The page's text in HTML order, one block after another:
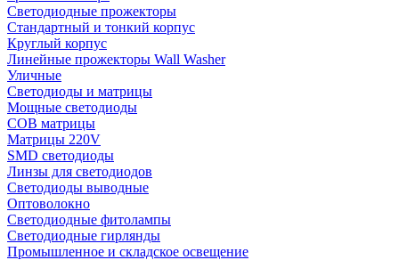
Светодиодные прожекторы
Стандартный и тонкий корпус
Круглый корпус
Линейные прожекторы Wall Washer
Уличные
Светодиоды и матрицы
Мощные светодиоды
COB матрицы
Матрицы 220V
SMD светодиоды
Линзы для светодиодов
Светодиоды выводные
Оптоволокно
Светодиодные фитолампы
Светодиодные гирлянды
Промышленное и складское освещение